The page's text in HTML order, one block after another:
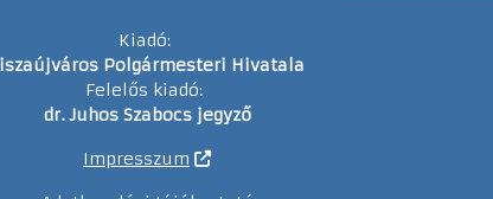
Kiadó:
Polgármesteri Hivatala
Felelős kiadó:
dr. Juhos Szabocs jegyző
Impresszum